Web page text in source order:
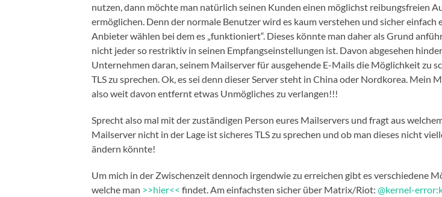
nutzen, dann möchte man natürlich seinen Kunden einen möglichst reibungsfreien
ermöglichen. Denn der normale Benutzer wird es kaum verstehen und sicher einfach
Anbieter wählen bei dem es „funktioniert“. Dieses könnte man daher als Grund
nicht jeder so restriktiv in seinen Empfangseinstellungen ist. Davon abgesehen
Unternehmen daran, seinem Mailserver für ausgehende E-Mails die Möglichkeit zu
TLS zu sprechen. Ok, es sei denn dieser Server steht in China oder Nordkorea. Mein
also weit davon entfernt etwas Unmögliches zu verlangen!!!
Sprecht also mal mit der zuständigen Person eures Mailservers und fragt aus
Mailserver nicht in der Lage ist sicheres TLS zu sprechen und ob man dieses nicht
ändern könnte!
Um mich in der Zwischenzeit dennoch irgendwie zu erreichen gibt es verschiedene
welche man >>hier<< findet. Am einfachsten sicher über Matrix/Riot: @kernel-